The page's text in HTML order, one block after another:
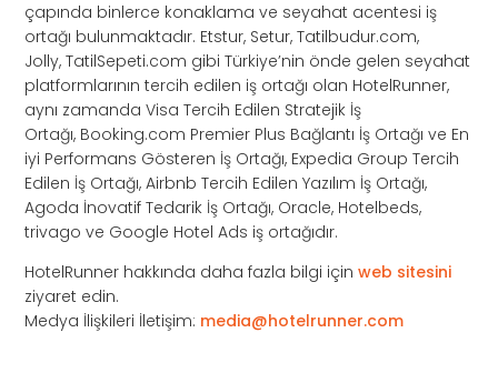
çapında binlerce konaklama ve seyahat acentesi iş
ortağı bulunmaktadır. Etstur, Setur, Tatilbudur.com,
Jolly, TatilSepeti.com gibi Türkiye’nin önde gelen seyahat
platformlarının tercih edilen iş ortağı olan HotelRunner,
aynı zamanda Visa Tercih Edilen Stratejik İş
Ortağı, Booking.com Premier Plus Bağlantı İş Ortağı ve En
iyi Performans Gösteren İş Ortağı, Expedia Group Tercih
Edilen İş Ortağı, Airbnb Tercih Edilen Yazılım İş Ortağı,
Agoda İnovatif Tedarik İş Ortağı, Oracle, Hotelbeds,
trivago ve Google Hotel Ads iş ortağıdır.
HotelRunner hakkında daha fazla bilgi içinweb sitesini
ziyaret edin.
Medya İlişkileri İletişim: media@hotelrunner.com